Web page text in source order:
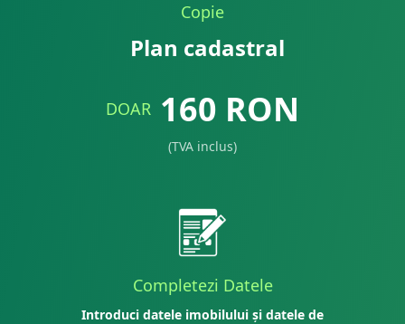
Copie
Plan cadastral
DOAR 160 RON
(TVA inclus)
Completezi Datele
Introduci datele imobilului și datele de